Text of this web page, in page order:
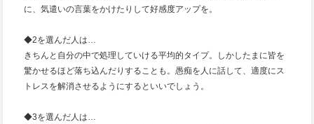
に、気遣いの言葉をかけたりして好感度アップを。
◆2を選んだ人は…
きちんと自分の中で処理していける平均的タイプ。しかしたまに皆を
驚かせるほど落ち込んだりすることも。愚痴を人に話して、適度にス
トレスを解消させるようにするといいでしょう。
◆3を選んだ人は…